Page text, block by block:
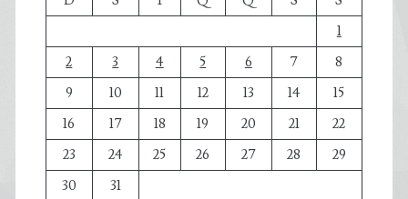
1
2
3 4 5 6 7
8
9
10 11 12 13 14
15
16
17 18 19 20 21
22
23
24 25 26 27 28
29
30
31